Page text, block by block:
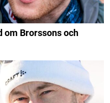
om Brorssons och